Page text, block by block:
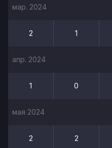
мар. 2024
2 1
апр. 2024
1 0
мая 2024
2 2